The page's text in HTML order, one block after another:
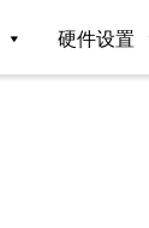
硬件设置